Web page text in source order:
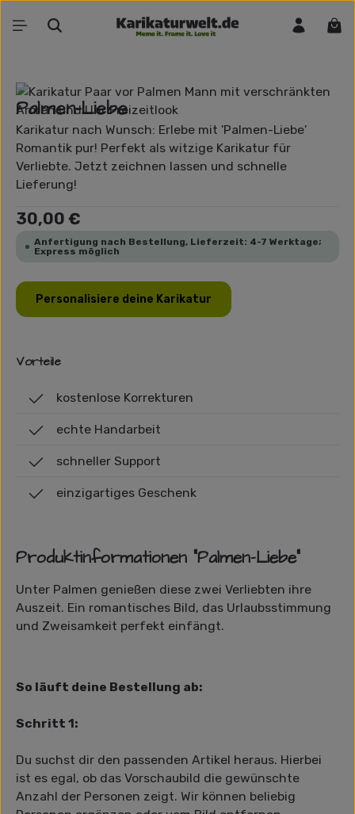
Zum Hauptinhalt springen
Bildergalerie überspringen
Palmen-Liebe
Karikatur nach Wunsch: Erlebe mit 'Palmen-Liebe'
Romantik pur! Perfekt als witzige Karikatur für
Verliebte. Jetzt zeichnen lassen und schnelle
Lieferung!
Regulärer Preis:
30,00 €
Anfertigung nach Bestellung, Lieferzeit: 4-7 Werktage;
Express möglich
Personalisiere deine Karikatur
Vorteile
kostenlose Korrekturen
echte Handarbeit
schneller Support
einzigartiges Geschenk
Produktinformationen "Palmen-Liebe"
Unter Palmen genießen diese zwei Verliebten ihre
Auszeit. Ein romantisches Bild, das Urlaubsstimmung
und Zweisamkeit perfekt einfängt.
So läuft deine Bestellung ab:
Schritt 1:
Du suchst dir den passenden Artikel heraus. Hierbei
ist es egal, ob das Vorschaubild die gewünschte
Anzahl der Personen zeigt. Wir können beliebig